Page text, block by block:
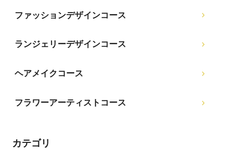
ファッションデザインコース
ランジェリーデザインコース
ヘアメイクコース
フラワーアーティストコース
カテゴリ